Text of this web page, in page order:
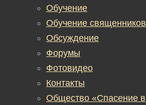
Обучение
Обучение священников
Обсуждение
Форумы
Фотовидео
Контакты
Общество «Спасение в